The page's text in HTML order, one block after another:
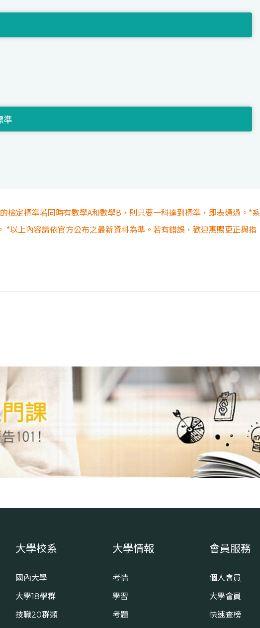
準
檢定標準若同時有數學A和數學B，則只要一科達到標準，即表通過。*系
*以上內容請依官方公布之最新資料為準。若有錯誤，歡迎惠賜更正與指
大學校系
國內大學
大學18學群
技職20群類
大學情報
考情
學習
考題
會員服務
個人會員
大學會員
快速查榜